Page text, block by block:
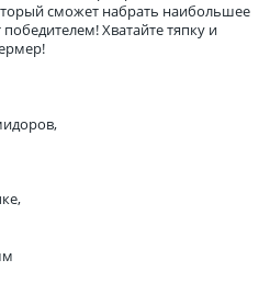
сможет набрать наибольшее
Хватайте тяпку и